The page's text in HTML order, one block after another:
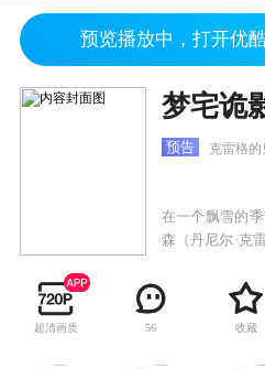
预览播放中，打开优
梦宅诡
预告 克雷格
在一个飘雪的
森（丹尼尔·克
纽约市，来到
新的环境，新
光的邻居，化
超清画质 56 收藏